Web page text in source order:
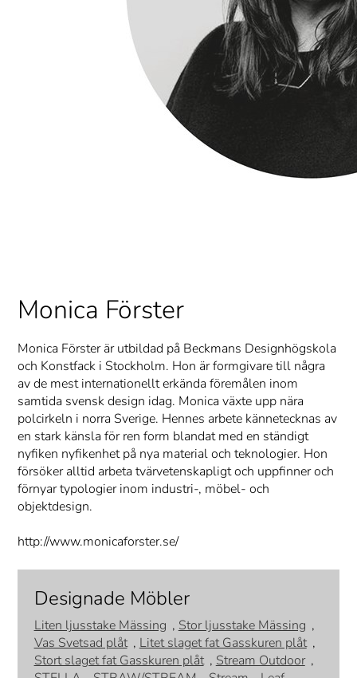
Monica Förster
Monica Förster är utbildad på Beckmans Designhögskola
och Konstfack i Stockholm. Hon är formgivare till några
av de mest internationellt erkända föremålen inom
samtida svensk design idag. Monica växte upp nära
polcirkeln i norra Sverige. Hennes arbete kännetecknas av
en stark känsla för ren form blandat med en ständigt
nyfiken nyfikenhet på nya material och teknologier. Hon
försöker alltid arbeta tvärvetenskapligt och uppfinner och
förnyar typologier inom industri-, möbel- och
objektdesign.
http://www.monicaforster.se/
Designade Möbler
Liten ljusstake Mässing , Stor ljusstake Mässing ,
Vas Svetsad plåt , Litet slaget fat Gasskuren plåt ,
Stort slaget fat Gasskuren plåt , Stream Outdoor ,